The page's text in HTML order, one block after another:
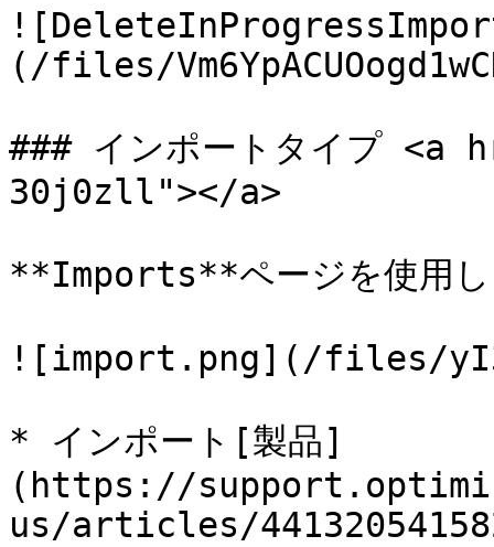
(/files/
### インポートタイプ
30j0zll"></a>
**Imports**ページを使用し
![import.png](/files/
* インポート[製品]
(https://
us/articles/